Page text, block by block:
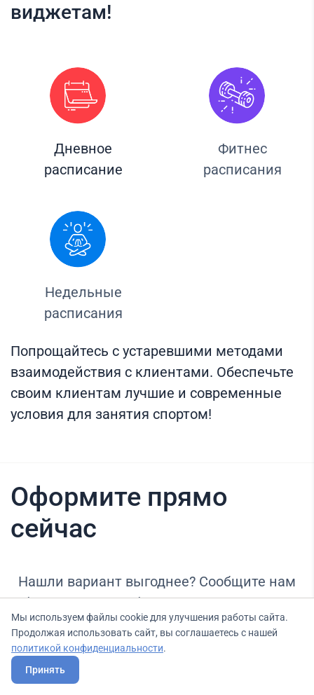
виджетам!
Дневное
расписание
Фитнес
расписания
Недельные
расписания
Попрощайтесь с устаревшими методами
взаимодействия с клиентами. Обеспечьте
своим клиентам лучшие и современные
условия для занятия спортом!
Оформите прямо
сейчас
Нашли вариант выгоднее? Сообщите нам
об этом, и мы подберем для Вас выгодные
условия.
Мы используем файлы cookie для улучшения работы сайта.
Продолжая использовать сайт, вы соглашаетесь с нашей
политикой конфиденциальности.
Принять